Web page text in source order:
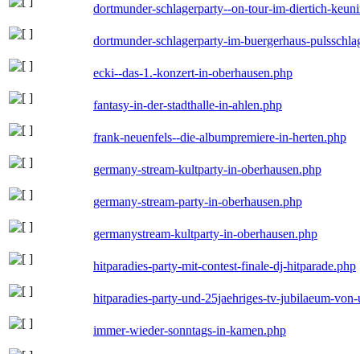
dortmunder-schlagerparty--on-tour-im-diertich-
dortmunder-schlagerparty-im-buergerhaus-
ecki--das-1.-konzert-in-oberhausen.php
fantasy-in-der-stadthalle-in-ahlen.php
frank-neuenfels--die-albumpremiere-in-herten.php
germany-stream-kultparty-in-oberhausen.php
germany-stream-party-in-oberhausen.php
germanystream-kultparty-in-oberhausen.php
hitparadies-party-mit-contest-finale-dj-hitparade.php
hitparadies-party-und-25jaehriges-tv-jubilaeum-
immer-wieder-sonntags-in-kamen.php